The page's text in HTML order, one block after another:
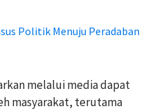
Politik Menuju Peradaban
melalui media dapat
masyarakat, terutama